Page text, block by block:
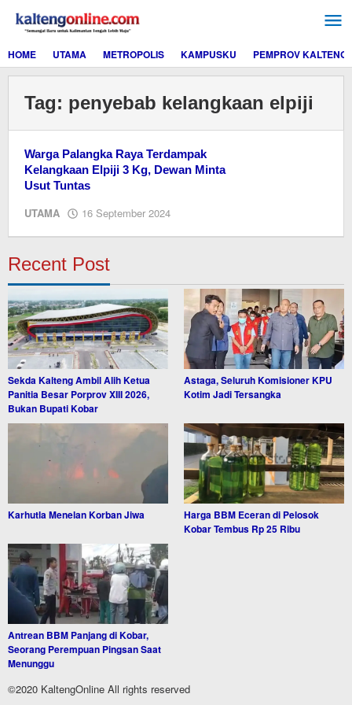
konten
HOME
UTAMA METROPOLIS KAMPUSKU PEMPROV KALTENG
Tag: penyebab kelangkaan elpiji
Warga Palangka Raya Terdampak
Kelangkaan Elpiji 3 Kg, Dewan Minta
Usut Tuntas
UTAMA 16 September 2024
Recent Post
Sekda Kalteng Ambil Alih Ketua
Panitia Besar Porprov XIII 2026,
Bukan Bupati Kobar
Astaga, Seluruh Komisioner KPU
Kotim Jadi Tersangka
Karhutla Menelan Korban Jiwa
Harga BBM Eceran di Pelosok
Kobar Tembus Rp 25 Ribu
Antrean BBM Panjang di Kobar,
Seorang Perempuan Pingsan Saat
Menunggu
©2020 KaltengOnline All rights reserved